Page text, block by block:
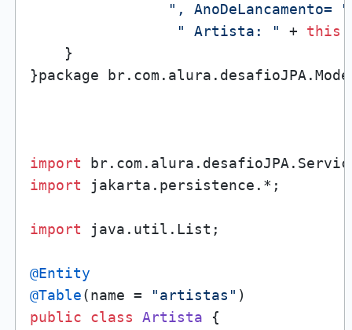
", AnoDeLancamento= "
" Artista: "
+ this
    }
}package br. com . alura . desafioJPA .
import br. com . alura . desafioJPA .
import jakarta. persistence .*;
import java. util . List ;
@Entity
@Table(name = "artistas"
public
class Artista {